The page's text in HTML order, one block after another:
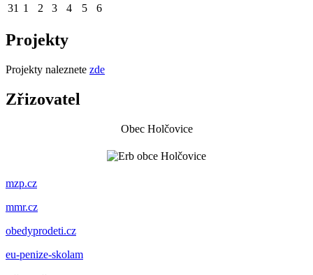
31 1 2 3 4 5 6
Projekty
Projekty naleznete zde
Zřizovatel
Obec Holčovice
mzp.cz
mmr.cz
obedyprodeti.cz
eu-penize-skolam